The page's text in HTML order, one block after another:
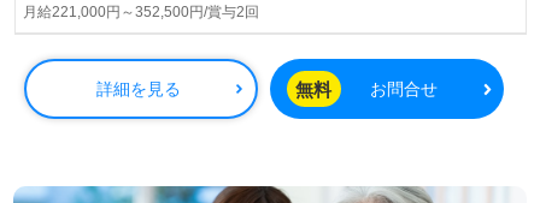
機能型居宅介護、居宅介護支援、訪問看護/介護、訪問/通
所リハビリ、デイサービス、ショートステイ、福祉用具貸
与、特定福祉用具販売、認可保育所、インターナショナル
スクール、児童発達支援事業等を展開されています。
様！◎
月給221,000円～352,500円/賞与2回
詳細を見る 無料 お問合せ